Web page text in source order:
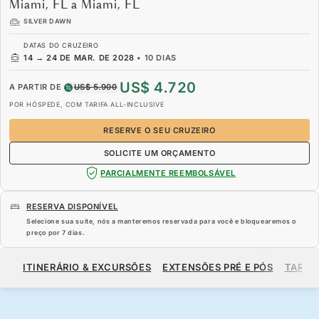
Miami, FL a Miami, FL
SILVER DAWN
DATAS DO CRUZEIRO
14 → 24 DE MAR. DE 2028 • 10 DIAS
A PARTIR DE US$ 5.900 US$ 4.720
POR HÓSPEDE, COM TARIFA ALL-INCLUSIVE
RESERVE O SEU CRUZEIRO
SOLICITE UM ORÇAMENTO
PARCIALMENTE REEMBOLSÁVEL
RESERVA DISPONÍVEL
Selecione sua suíte, nós a manteremos reservada para você e bloquearemos o
preço por 7 dias.
A PARTIR DE US$ 4.720
ITINERÁRIO & EXCURSÕES EXTENSÕES PRÉ E PÓS